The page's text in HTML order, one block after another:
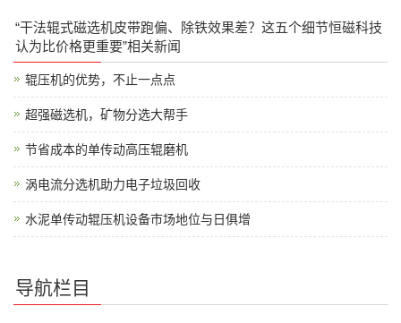
“干法辊式磁选机皮带跑偏、除铁效果差？这五个细节恒磁科技
认为比价格更重要”相关新闻
辊压机的优势，不止一点点
超强磁选机，矿物分选大帮手
节省成本的单传动高压辊磨机
涡电流分选机助力电子垃圾回收
水泥单传动辊压机设备市场地位与日俱增
导航栏目